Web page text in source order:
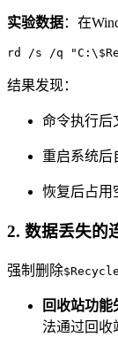
实验数据：在
rd /s /q
结果发现：
命令执行后
重启系统后
恢复后占用
2. 数据丢失的
强制删除
回收站功能
法通过回收